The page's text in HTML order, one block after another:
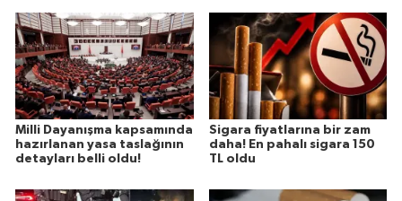
Milli Dayanışma kapsamında
hazırlanan yasa taslağının
detayları belli oldu!
Sigara fiyatlarına bir zam
daha! En pahalı sigara 150
TL oldu